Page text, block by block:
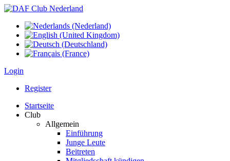
Login
Register
Startseite
Club
Allgemein
Einführung
Junge Leute
Beitreten